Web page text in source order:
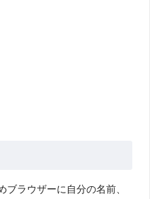
ラウザーに自分の名前、